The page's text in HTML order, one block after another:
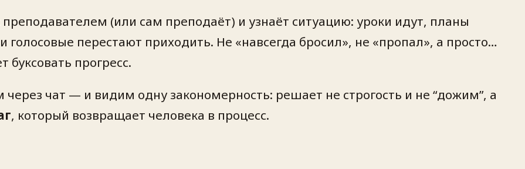
преподавателем (или сам преподаёт) и узнаёт ситуацию: уроки идут, планы
перестают приходить. Не «навсегда бросил», не «пропал», а просто…
прогресс.
чат — и видим одну закономерность: решает не строгость и не “дожим”, а
, который возвращает человека в процесс.